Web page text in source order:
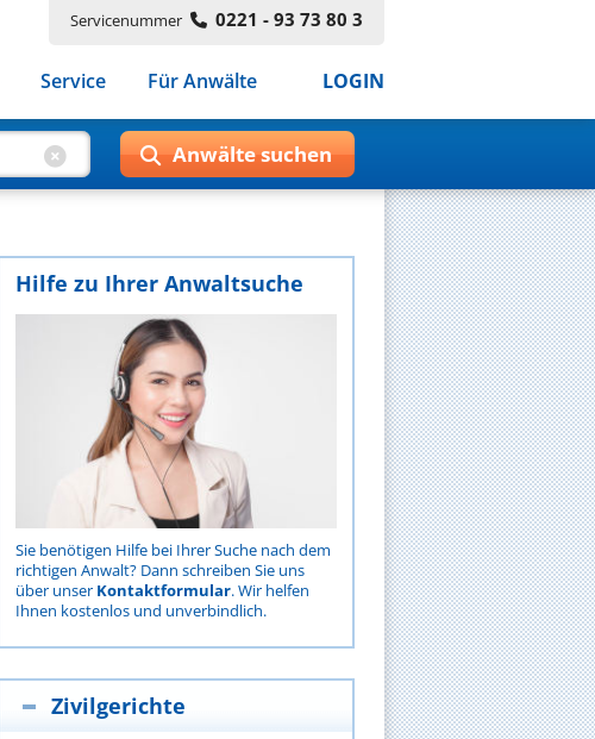
Servicenummer 0221 - 93 73 80 3
Service Für Anwälte LOGIN
Hilfe zu Ihrer Anwaltsuche
Sie benötigen Hilfe bei Ihrer Suche nach dem
richtigen Anwalt? Dann schreiben Sie uns
über unser Kontaktformular. Wir helfen
Ihnen kostenlos und unverbindlich.
Zivilgerichte